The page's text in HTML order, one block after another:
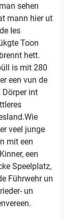
sehen
mann hier ut
Ies
Toon
hett.
is mit 280
een vun de
Dörper int
veel junge
mit een
een
Speelplatz,
Führwehr un
un